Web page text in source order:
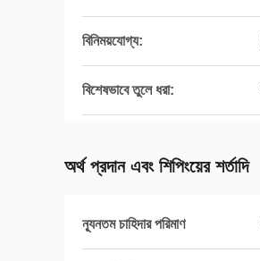
বিনিময়যোগ্য:
বিশেষভাবে তুলে ধরা:
অর্থ প্রদান এবং শিপিংয়ের শর্তাদি
ন্যূনতম চাহিদার পরিমাণ